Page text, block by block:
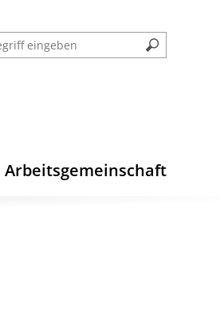
Arbeitsgemeinschaft